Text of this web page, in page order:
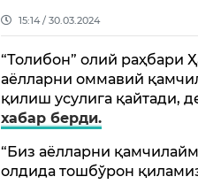
15:14 / 30.03.2024
“Толибон” олий раҳбари
аёлларни оммавий
қилиш усулига қайтади,
хабар берди.
“Биз аёлларни
олдида тошбўрон